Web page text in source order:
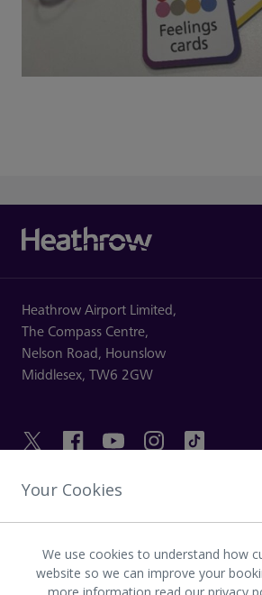
Heathrow Airport Limited,
The Compass Centre,
Nelson Road, Hounslow
Middlesex, TW6 2GW
UPPTÄCK HEATHROW
Your Cookies
We use cookies to understand how
website so we can improve your